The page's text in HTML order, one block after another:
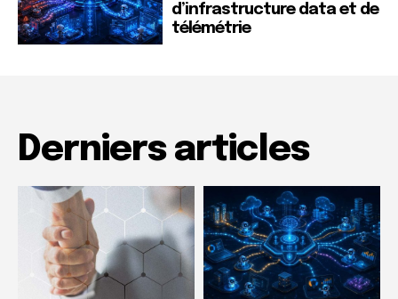
d’infrastructure data et de
télémétrie
Derniers articles